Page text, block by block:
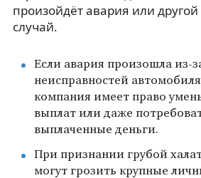
произойдёт авария или другой
случай.
Если авария произошла из-
неисправностей
компания имеет право
выплат или даже
выплаченные деньги.
При признании грубой
могут грозить крупные